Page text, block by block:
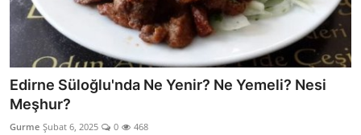
Edirne Süloğlu'nda Ne Yenir? Ne Yemeli? Nesi
Meşhur?
Gurme Şubat 6, 2025 0 468